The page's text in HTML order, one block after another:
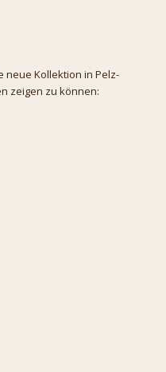
neue Kollektion in Pelz-
zeigen zu können: